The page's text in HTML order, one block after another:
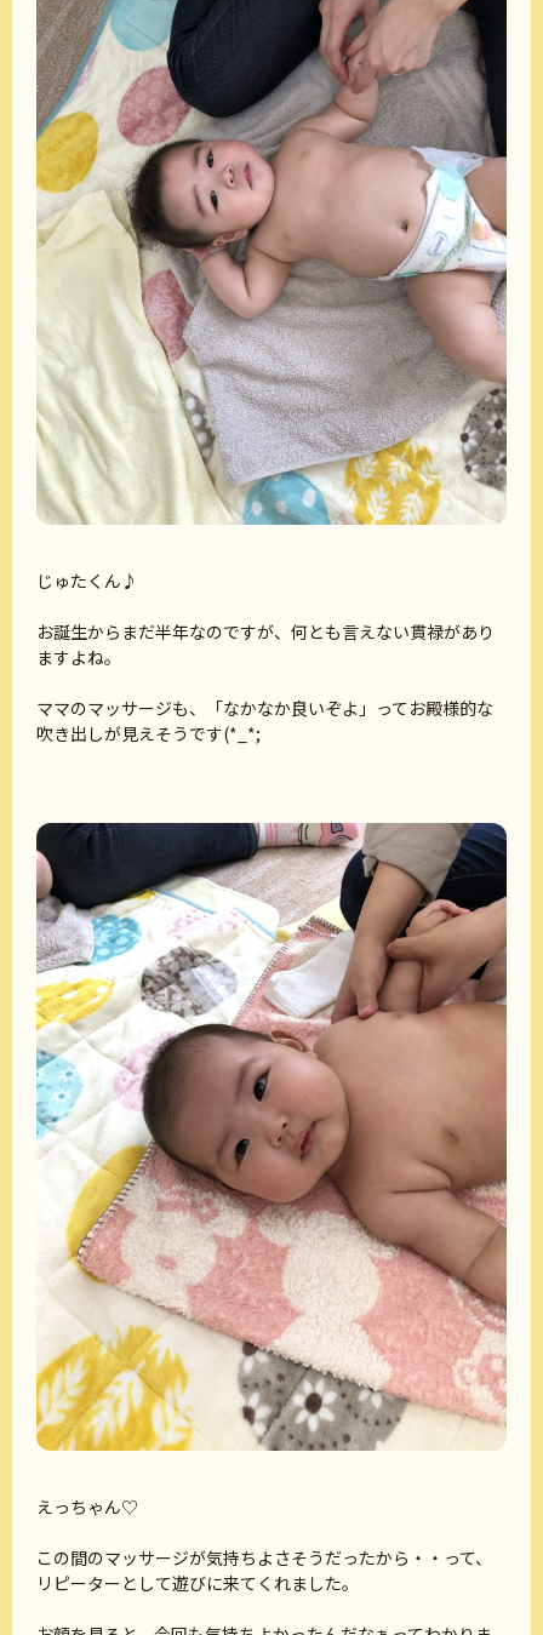
じゅたくん♪
お誕生からまだ半年なのですが、何とも言えない貫禄があり
ますよね。
ママのマッサージも、「なかなか良いぞよ」ってお殿様的な
吹き出しが見えそうです(*_*;
えっちゃん♡
この間のマッサージが気持ちよさそうだったから・・って、
リピーターとして遊びに来てくれました。